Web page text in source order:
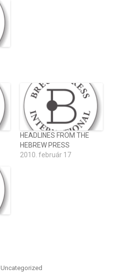
HEADLINES FROM THE
HEBREW PRESS
2010. február 17
Uncategorized